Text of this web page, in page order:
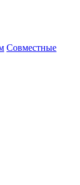
Совместные